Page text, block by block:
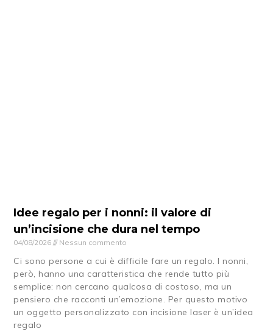
Idee regalo per i nonni: il valore di
un’incisione che dura nel tempo
04/08/2026 Nessun commento
Ci sono persone a cui è difficile fare un regalo. I nonni,
però, hanno una caratteristica che rende tutto più
semplice: non cercano qualcosa di costoso, ma un
pensiero che racconti un’emozione. Per questo motivo
un oggetto personalizzato con incisione laser è un’idea
regalo